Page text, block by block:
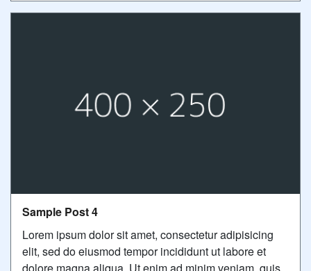
Sample Post 4
Lorem ipsum dolor sit amet, consectetur adipisicing
elit, sed do eiusmod tempor incididunt ut labore et